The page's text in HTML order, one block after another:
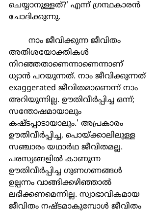
ചെയ്യാനുള്ളത്?' എന്ന് ഗ്രന്ഥകാരന്‍
ചോദിക്കുന്നു.
അതിശയോക്തികള്‍
നിറഞ്ഞതാണെന്നാണെന്നാണ്
ധ്യാന്‍ പറയുന്നത്. നാം ജീവിക്കുന്നത്
exaggerated ജീവിതമാണെന്ന് നാം
അറിയുന്നില്ല. ഊതിവീര്‍പ്പിച്ച ഒന്ന്;
സന്തോഷമായാലും
കഷ്ടപ്പാടായാലും.' അപ്രകാരം
ഊതിവീര്‍പ്പിച്ച, പൊയ്ക്കാലിലുള്ള
സഞ്ചാരം യഥാര്‍ഥ ജീവിതമല്ല.
പരസ്യങ്ങളില്‍ കാണുന്ന
ഊതിവീര്‍പ്പിച്ച ഗുണഗണങ്ങള്‍
ഉല്പന്നം വാങ്ങിക്കഴിഞ്ഞാല്‍
ലഭിക്കണമെന്നില്ല. സ്വാഭാവികമായ
ജീവിതം നഷ്ടമാകുമ്പോള്‍ ജീവിതം